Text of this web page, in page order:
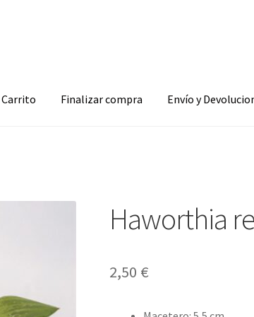
Carrito Finalizar compra Envío y
Haworthia
2,50 €